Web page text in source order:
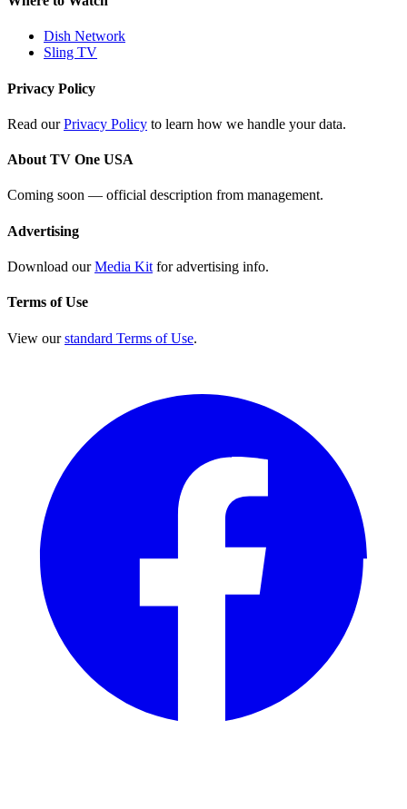
Dish Network
Sling TV
Privacy Policy
Read ourPrivacy Policy to learn how we handle your data.
About TV One USA
Coming soon — official description from management.
Advertising
Download ourMedia Kit for advertising info.
Terms of Use
View ourstandard Terms of Use.